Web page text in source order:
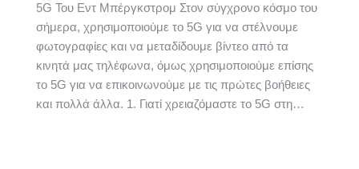
5G Του Εντ Μπέργκστρομ Στον σύγχρονο κόσμο του
σήμερα, χρησιμοποιούμε το 5G για να στέλνουμε
φωτογραφίες και να μεταδίδουμε βίντεο από τα
κινητά μας τηλέφωνα, όμως χρησιμοποιούμε επίσης
το 5G για να επικοινωνούμε με τις πρώτες βοήθειες
και πολλά άλλα. 1. Γιατί χρειαζόμαστε το 5G στη…